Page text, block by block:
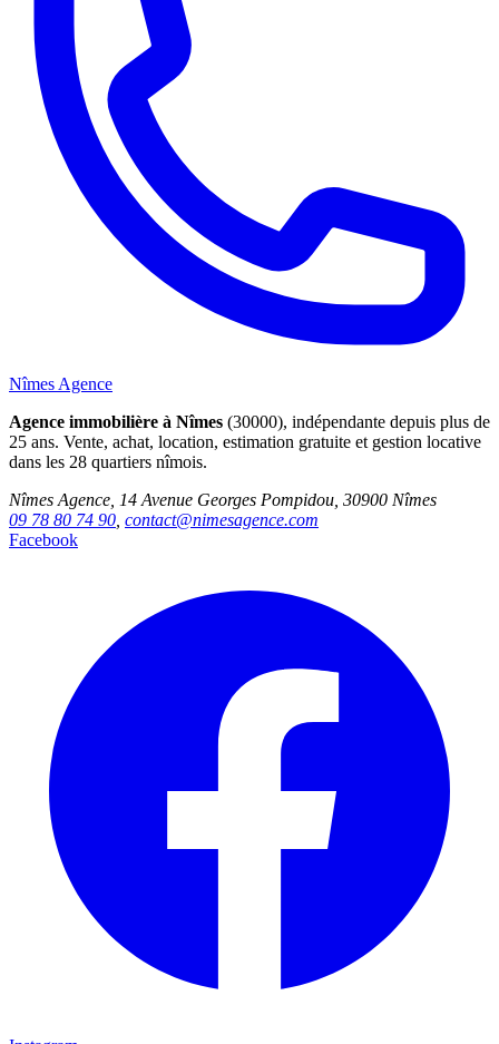
Nîmes Agence
Agence immobilière à Nîmes (30000), indépendante depuis plus de
25 ans. Vente, achat, location, estimation gratuite et gestion locative
dans les 28 quartiers nîmois.
Nîmes Agence, 14 Avenue Georges Pompidou, 30900 Nîmes
09 78 80 74 90 contact@nimesagence.com
Facebook